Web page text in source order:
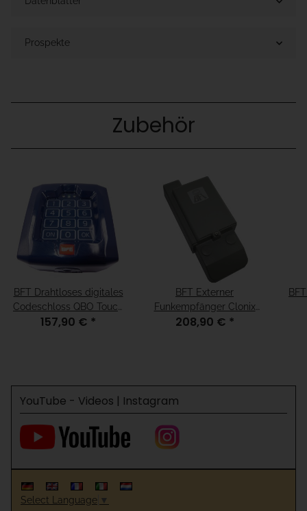
Prospekte
Zubehör
BFT Drahtloses digitales
Codeschloss QBO Touch
10 Kanal 433 MHz
157,90 € *
BFT Externer
Funkempfänger Clonix
2E 2 Kanal 433 MHz
208,90 € *
YouTube - Videos | Instagram
Select Language ▼